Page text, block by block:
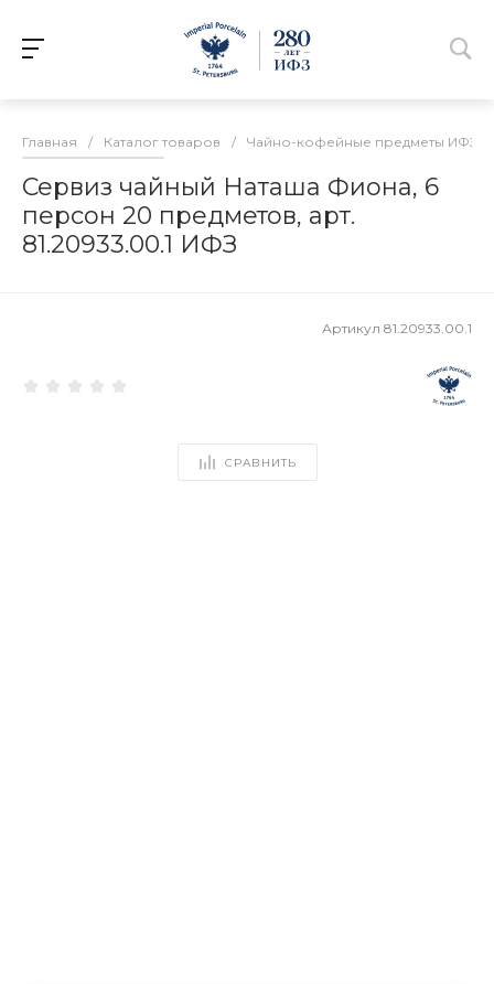
Главная / Каталог товаров / Чайно-кофейные предметы ИФЗ
Сервиз чайный Наташа Фиона, 6
персон 20 предметов, арт.
81.20933.00.1 ИФЗ
Артикул 81.20933.00.1
СРАВНИТЬ